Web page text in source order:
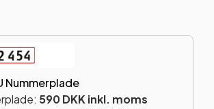
Nummerplade
590 DKK inkl. moms